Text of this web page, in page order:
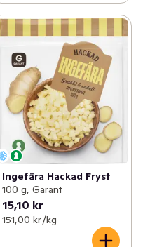
Ingefära Hackad Fryst
100 g, Garant
15,10 kr
151,00 kr /kg